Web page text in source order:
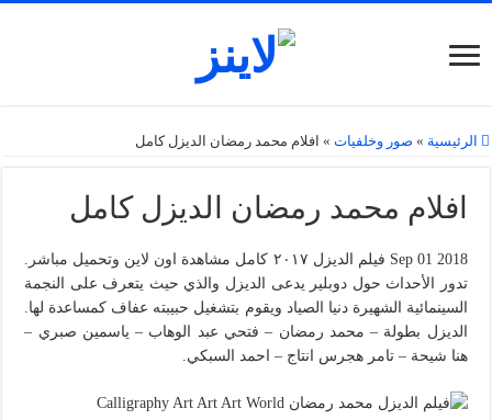
الرئيسية » صور وخلفيات » افلام محمد رمضان الديزل كامل
افلام محمد رمضان الديزل كامل
Sep 01 2018 فيلم الديزل ٢٠١٧ كامل مشاهدة اون لاين وتحميل مباشر.
تدور الأحداث حول دوبلير يدعى الديزل والذي حيث يتعرف على النجمة
السينمائية الشهيرة دنيا الصياد ويقوم بتشغيل حبيبته عفاف كمساعدة لها.
الديزل بطولة – محمد رمضان – فتحي عبد الوهاب – ياسمين صبري –
هنا شيحة – تامر هجرس انتاج – احمد السبكي.